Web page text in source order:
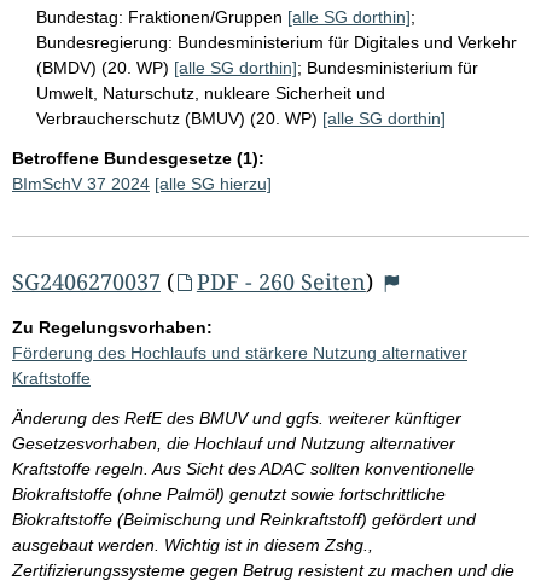
Bundestag: Fraktionen/Gruppen [alle SG dorthin];
Bundesregierung: Bundesministerium für Digitales und Verkehr
(BMDV) (20. WP) [alle SG dorthin]; Bundesministerium für
Umwelt, Naturschutz, nukleare Sicherheit und
Verbraucherschutz (BMUV) (20. WP) [alle SG dorthin]
Betroffene Bundesgesetze (1):
BImSchV 37 2024 [alle SG hierzu]
SG2406270037 ( PDF - 260 Seiten)
Zu Regelungsvorhaben:
Förderung des Hochlaufs und stärkere Nutzung alternativer
Kraftstoffe
Änderung des RefE des BMUV und ggfs. weiterer künftiger
Gesetzesvorhaben, die Hochlauf und Nutzung alternativer
Kraftstoffe regeln. Aus Sicht des ADAC sollten konventionelle
Biokraftstoffe (ohne Palmöl) genutzt sowie fortschrittliche
Biokraftstoffe (Beimischung und Reinkraftstoff) gefördert und
ausgebaut werden. Wichtig ist in diesem Zshg.,
Zertifizierungssysteme gegen Betrug resistent zu machen und die